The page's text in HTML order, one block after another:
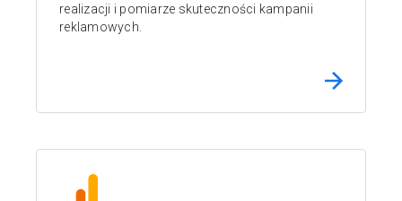
realizacji i pomiarze skuteczności kampanii
reklamowych.